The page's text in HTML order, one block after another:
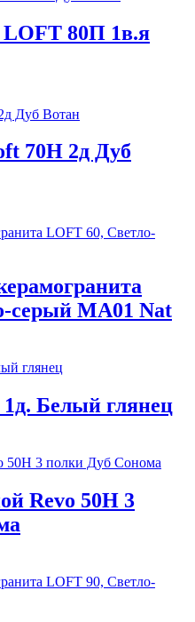
80П 1в.я
70Н 2д Дуб
серый МА01 Nat
Белый глянец
Revo 50Н 3